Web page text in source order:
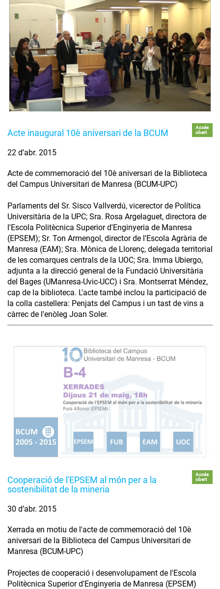
Acte inaugural 10è aniversari de la BCUM
Accés
obert
22 d’abr. 2015
Acte de commemoració del 10è aniversari de la Biblioteca
del Campus Universitari de Manresa (BCUM-UPC)
Parlaments del Sr. Sisco Vallverdú, vicerector de Política
Universitària de la UPC; Sra. Rosa Argelaguet, directora de
l'Escola Politècnica Superior d'Enginyeria de Manresa
(EPSEM); Sr. Ton Armengol, director de l'Escola Agrària de
Manresa (EAM); Sra. Mònica de Llorenç, delegada territorial
de les comarques centrals de la UOC; Sra. Imma Ubiergo,
adjunta a la direcció general de la Fundació Universitària
del Bages (UManresa-Uvic-UCC) i Sra. Montserrat Méndez,
cap de la biblioteca. L'acte també inclou la participació de
la colla castellera: Penjats del Campus i un tast de vins a
càrrec de l'enòleg Joan Soler.
Cooperació de l'EPSEM al món per a la
sostenibilitat de la mineria
Accés
obert
30 d’abr. 2015
Xerrada en motiu de l'acte de commemoració del 10è
aniversari de la Biblioteca del Campus Universitari de
Manresa (BCUM-UPC)
Projectes de cooperació i desenvolupament de l'Escola
Politècnica Superior d'Enginyeria de Manresa (EPSEM)